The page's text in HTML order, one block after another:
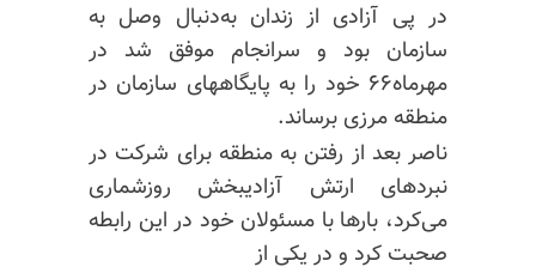
در پی آزادی از زندان به‌دنبال وصل به
سازمان بود و سرانجام موفق شد در
مهرماه۶۶ خود را به پایگاههای سازمان در
منطقه مرزی برساند.
ناصر بعد از رفتن به منطقه برای شرکت در
نبردهای ارتش آزادیبخش روزشماری
می‌کرد، بارها با مسئولان خود در این رابطه
صحبت کرد و در یکی از